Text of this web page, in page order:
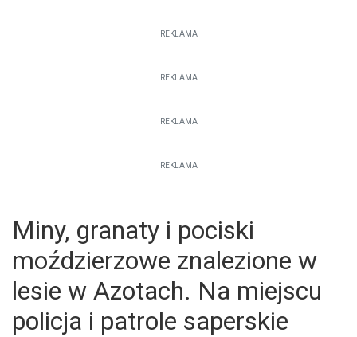
REKLAMA
REKLAMA
REKLAMA
REKLAMA
Miny, granaty i pociski
moździerzowe znalezione w
lesie w Azotach. Na miejscu
policja i patrole saperskie